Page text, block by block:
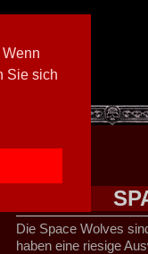
Sie sich
Die Space Wolves
haben eine riesige